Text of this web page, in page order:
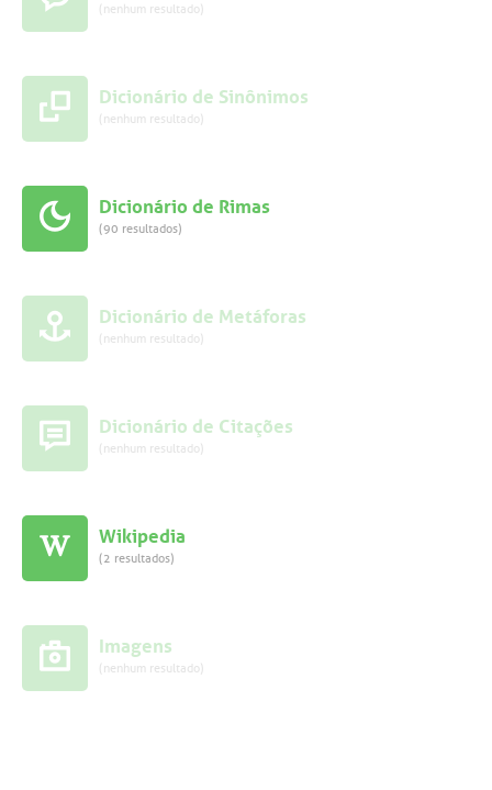
(nenhum resultado)
Dicionário de Sinônimos
(nenhum resultado)
Dicionário de Rimas
(90 resultados)
Dicionário de Metáforas
(nenhum resultado)
Dicionário de Citações
(nenhum resultado)
Wikipedia
(2 resultados)
Imagens
(nenhum resultado)